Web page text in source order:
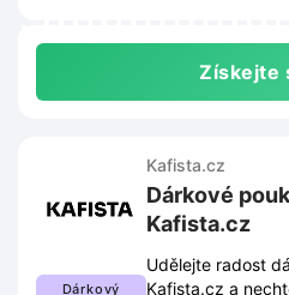
Získejte
Dárkový
Kafista.cz
Dárkové
Kafista.cz
Udělejte radost
Kafista.cz a